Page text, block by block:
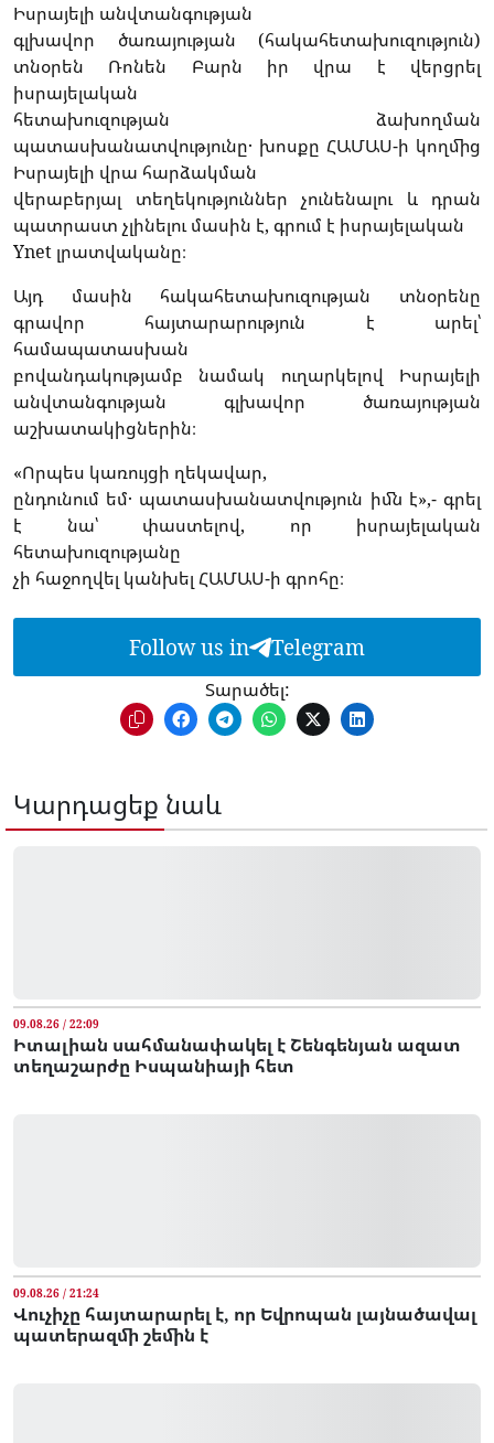
Իսրայելի անվտանգության
գլխավոր ծառայության (հակահետախուզություն)
տնօրեն Ռոնեն Բարն իր վրա է վերցրել
իսրայելական
հետախուզության ձախողման
պատասխանատվությունը․ խոսքը ՀԱՄԱՍ-ի կողմից
Իսրայելի վրա հարձակման
վերաբերյալ տեղեկություններ չունենալու և դրան
պատրաստ չլինելու մասին է, գրում է իսրայելական
Ynet լրատվականը։
Այդ մասին հակահետախուզության տնօրենը
գրավոր հայտարարություն է արել՝
համապատասխան
բովանդակությամբ նամակ ուղարկելով Իսրայելի
անվտանգության գլխավոր ծառայության
աշխատակիցներին։
«Որպես կառույցի ղեկավար,
ընդունում եմ․ պատասխանատվություն իմն է»,- գրել
է նա՝ փաստելով, որ իսրայելական
հետախուզությանը
չի հաջողվել կանխել ՀԱՄԱՍ-ի գրոհը։
Follow us in Telegram
Տարածել:
Կարդացեք նաև
09.08.26 / 22:09
Իտալիան սահմանափակել է Շենգենյան ազատ
տեղաշարժը Իսպանիայի հետ
09.08.26 / 21:24
Վուչիչը հայտարարել է, որ Եվրոպան լայնածավալ
պատերազմի շեմին է